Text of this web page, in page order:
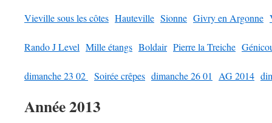
Vieville sous les côtes Hauteville Sionne Givry en Argonne
Rando J Level Mille étangs Boldair Pierre la Treiche
dimanche 23 02 Soirée crêpes dimanche 26 01 AG 2014
Année 2013